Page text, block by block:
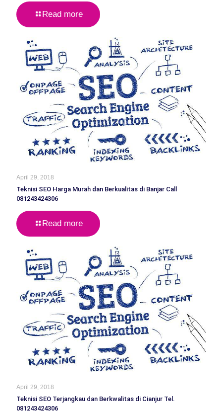
Read more
April 29, 2018
Teknisi SEO Harga Murah dan Berkualitas di Banjar Call
081243424306
Read more
April 29, 2018
Teknisi SEO Terjangkau dan Berkwalitas di Cianjur Tel.
081243424306